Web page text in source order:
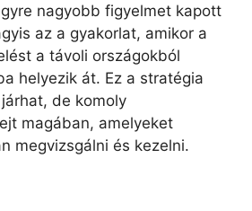
nagyobb figyelmet kapott
az a gyakorlat, amikor a
a távoli országokból
helyezik át. Ez a stratégia
de komoly
magában, amelyeket
megvizsgálni és kezelni.